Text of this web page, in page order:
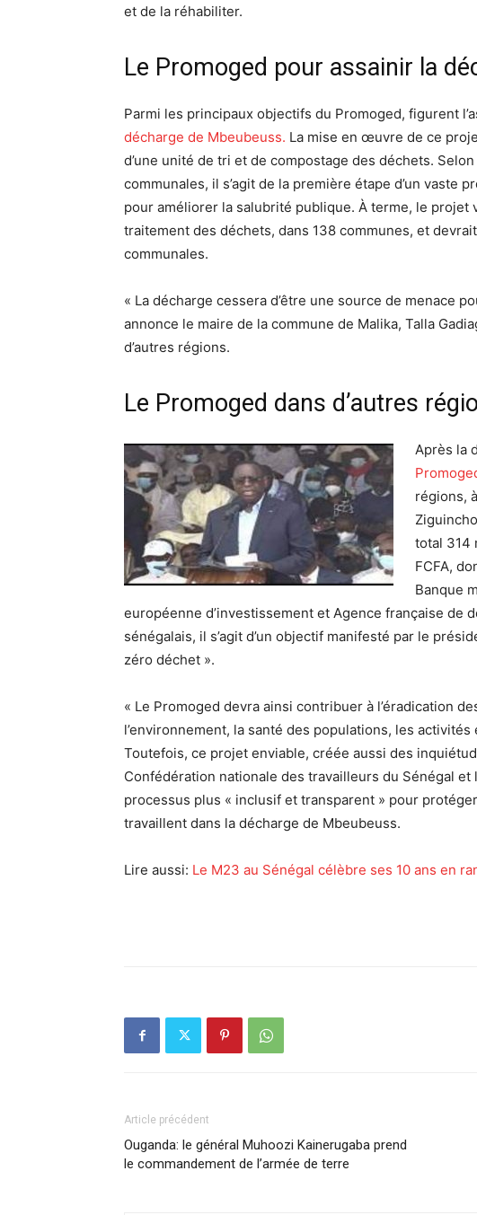
et de la réhabiliter.
Le Promoged pour assainir la
Parmi les principaux objectifs du Promoged, figurent
décharge de Mbeubeuss. La mise en œuvre de ce
d’une unité de tri et de compostage des déchets.
communales, il s’agit de la première étape d’un vaste
pour améliorer la salubrité publique. À terme, le projet
traitement des déchets, dans 138 communes, et
communales.
« La décharge cessera d’être une source de menace
annonce le maire de la commune de Malika, Talla
d’autres régions.
Le Promoged dans d’autres
Après la
régions,
total 314
FCFA,
Banque
européenne d’investissement et Agence française de
sénégalais, il s’agit d’un objectif manifesté par le
zéro déchet ».
« Le Promoged devra ainsi contribuer à l’éradication
l’environnement, la santé des populations, les
Toutefois, ce projet enviable, créée aussi des
Confédération nationale des travailleurs du Sénégal et
processus plus « inclusif et transparent » pour
travaillent dans la décharge de Mbeubeuss.
Lire aussi: Le M23 au Sénégal célèbre ses 10 ans en
Article précédent
Ouganda: le général Muhoozi Kainerugaba prend
le commandement de l’armée de terre